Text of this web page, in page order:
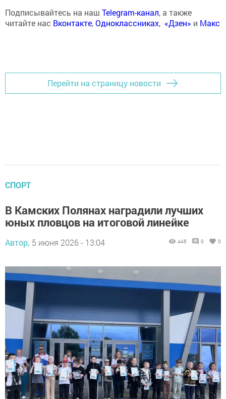
Подписывайтесь на наш Telegram-канал, а также
читайте нас Вконтакте,Одноклассниках, «Дзен» и Макс
Перейти на страницу новости
СПОРТ
В Камских Полянах наградили лучших
юных пловцов на итоговой линейке
Автор, 5 июня 2026 - 13:04 445 0 0